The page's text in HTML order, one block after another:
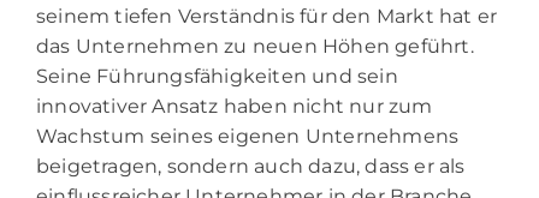
seinem tiefen Verständnis für den Markt hat er
das Unternehmen zu neuen Höhen geführt.
Seine Führungsfähigkeiten und sein
innovativer Ansatz haben nicht nur zum
Wachstum seines eigenen Unternehmens
beigetragen, sondern auch dazu, dass er als